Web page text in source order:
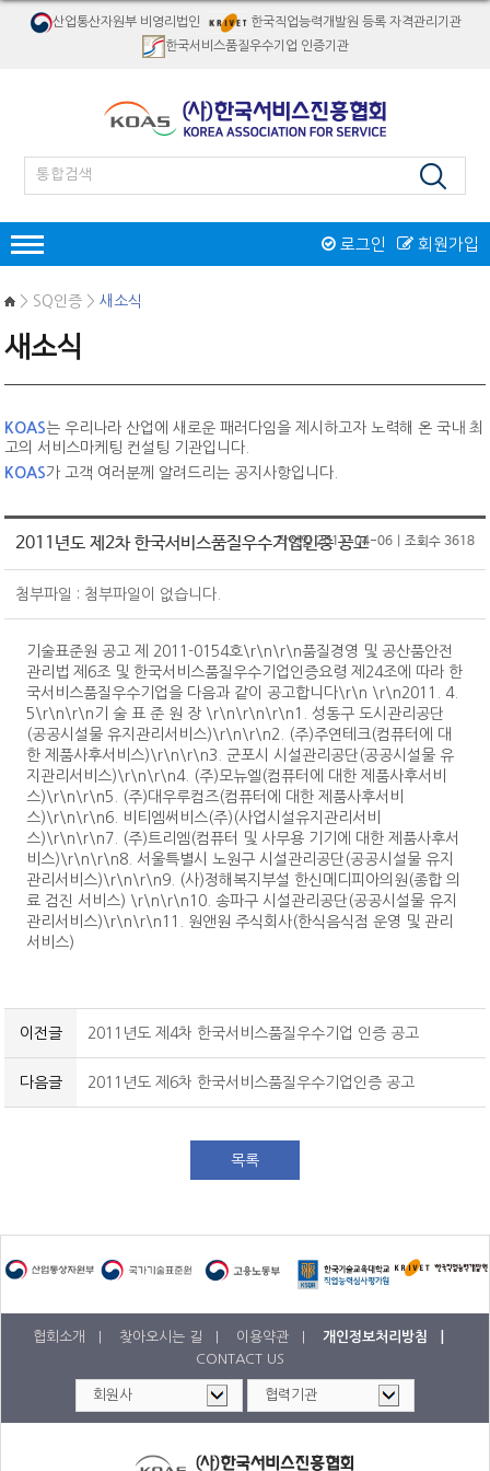
산업통산자원부 비영리법인
한국직업능력개발원 등록 자격관리기관
한국서비스품질우수기업 인증기관
회원가입
로그인
한국서비스품질우수기업인증
인증 신청접수
인증마크
SQ인증 Benefit
새소식
서비스품질우수상
서비스품질우수상 소개
절차 및 접수안내
역대수상 업체
자격검정
자격종목소개
병원서비스코디네이터
CS강사 2급
서비스품질컨설턴트
ASAT(항공서비스실무능력)
항공서비스매니저
고객상담사
서비스리더
시험일정/장소
자격취득 조회&자격증 발급
수험서 구매
명예의 전당
새소식
단체접수
교육
오프라인교육
CS강사 2급 과정
CS강사 1급 과정
맞춤형 위탁교육
온라인교육
KOAS 강사진
새소식
서비스산업연구소
고객센터
자료실
SQ인증
자격검정
교육
기타
Q&A
인사말
연혁
조직도
CI
PR
홍보물
보도자료
회원사&MOU체결기관
회원사
MOU체결기관
찾아오시는 길
마이페이지
회원정보 변경/탈퇴
회원정보변경
회원탈퇴
원서접수 조회&수험표 출력
자격취득 조회&자격증 발급
자격취득 조회
자격증 발급
신청(구매)내역
수험서 구매내역
자격증 발급 신청내역
수강료 결제내역
문의접수 내역
> SQ인증 >새소식
새소식
KOAS는 우리나라 산업에 새로운 패러다임을 제시하고자 노력해 온 국내 최
고의 서비스마케팅 컨설팅 기관입니다.
KOAS가 고객 여러분께 알려드리는 공지사항입니다.
2011년도 제2차 한국서비스품질우수기업인증 공고작성일 2011-04-06 | 조회수 3618
첨부파일 : 첨부파일이 없습니다.
기술표준원 공고 제 2011-0154호\r\n\r\n품질경영 및 공산품안전
관리법 제6조 및 한국서비스품질우수기업인증요령 제24조에 따라 한
국서비스품질우수기업을 다음과 같이 공고합니다\r\n \r\n2011. 4.
5\r\n\r\n기 술 표 준 원 장 \r\n\r\n\r\n1. 성동구 도시관리공단
(공공시설물 유지관리서비스)\r\n\r\n2. (주)주연테크(컴퓨터에 대
한 제품사후서비스)\r\n\r\n3. 군포시 시설관리공단(공공시설물 유
지관리서비스)\r\n\r\n4. (주)모뉴엘(컴퓨터에 대한 제품사후서비
스)\r\n\r\n5. (주)대우루컴즈(컴퓨터에 대한 제품사후서비
스)\r\n\r\n6. 비티엠써비스(주)(사업시설유지관리서비
스)\r\n\r\n7. (주)트리엠(컴퓨터 및 사무용 기기에 대한 제품사후서
비스)\r\n\r\n8. 서울특별시 노원구 시설관리공단(공공시설물 유지
관리서비스)\r\n\r\n9. (사)정해복지부설 한신메디피아의원(종합 의
료 검진 서비스) \r\n\r\n10. 송파구 시설관리공단(공공시설물 유지
관리서비스)\r\n\r\n11. 원앤원 주식회사(한식음식점 운영 및 관리
서비스)
이전글 2011년도 제4차 한국서비스품질우수기업 인증 공고
다음글 2011년도 제6차 한국서비스품질우수기업인증 공고
목록
협회소개 | 찾아오시는 길 | 이용약관 |
개인정보처리방침 |
CONTACT US